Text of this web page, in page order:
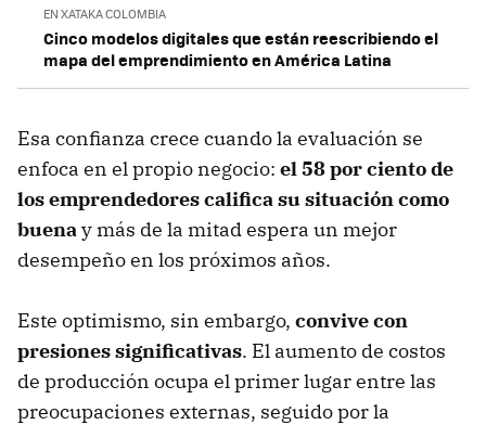
EN XATAKA COLOMBIA
Cinco modelos digitales que están reescribiendo el
mapa del emprendimiento en América Latina
Esa confianza crece cuando la evaluación se
enfoca en el propio negocio: el 58 por ciento de
los emprendedores califica su situación como
buenay más de la mitad espera un mejor
desempeño en los próximos años.
Este optimismo, sin embargo, convive con
presiones significativas. El aumento de costos
de producción ocupa el primer lugar entre las
preocupaciones externas, seguido por la